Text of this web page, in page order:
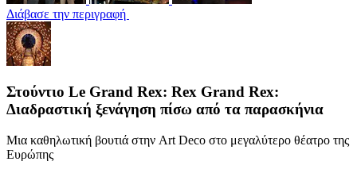
Διάβασε την περιγραφή
Στούντιο Le Grand Rex: Rex Grand Rex:
Διαδραστική ξενάγηση πίσω από τα παρασκήνια
Μια καθηλωτική βουτιά στην Art Deco στο μεγαλύτερο θέατρο της
Ευρώπης